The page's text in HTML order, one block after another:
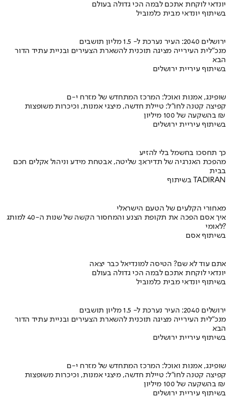
יונדאי לוקחת אתכם לבמה הכי גדולה בעולם
בשיתוף יונדאי מבית כלמוביל
ירושלים 2040: העיר נערכת ל- 1.5 מליון תושבים
מנכ"לית העירייה מציגה תוכנית להשארת הצעירים ובניית עתיד הדור
הבא
בשיתוף עיריית ירושלים
שופינג, אמנות ואוכל: המרכז המתחדש של מזרח י-ם
קפיצה קטנה לחו"ל: טיילת חדשה, מיצגי אמנות, וכיכרות משופצות
בהשקעה של 100 מיליון ₪
בשיתוף עיריית ירושלים
כך תחסכו בחשמל בלי להזיע
מהפכת האנרגיה של תדיראן: שליטה, אבטחת מידע וניהול אקלים חכם
בבית
בשיתוף TADIRAN
מאחורי הקלעים של הטעם הישראלי
איך אסם הפכה את תקופת הצנע והמחסור הקשה של שנות ה-40 למותג
לאומי?
בשיתוף אסם
אתם עוד לא שם? הטיסה למונדיאל כבר יצאה
יונדאי לוקחת אתכם לבמה הכי גדולה בעולם
בשיתוף יונדאי מבית כלמוביל
ירושלים 2040: העיר נערכת ל- 1.5 מליון תושבים
מנכ"לית העירייה מציגה תוכנית להשארת הצעירים ובניית עתיד הדור
הבא
בשיתוף עיריית ירושלים
שופינג, אמנות ואוכל: המרכז המתחדש של מזרח י-ם
קפיצה קטנה לחו"ל: טיילת חדשה, מיצגי אמנות, וכיכרות משופצות
בהשקעה של 100 מיליון ₪
בשיתוף עיריית ירושלים